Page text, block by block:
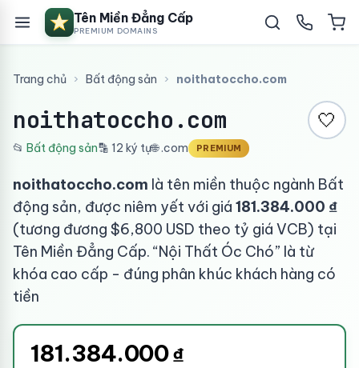
Tên Miền Đẳng Cấp
PREMIUM DOMAINS
Trang chủ › Bất động sản › noithatoccho.com
noithatoccho.com 🤍
📂 Bất động sản🔡 12 ký tự🌐 .com PREMIUM
noithatoccho.com là tên miền thuộc ngành Bất
động sản, được niêm yết với giá 181.384.000 ₫
(tương đương $6,800 USD theo tỷ giá VCB) tại
Tên Miền Đẳng Cấp. “Nội Thất Óc Chó” là từ
khóa cao cấp - đúng phân khúc khách hàng có
tiền
181.384.000₫